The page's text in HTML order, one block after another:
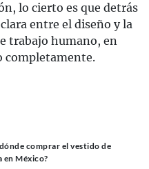
lo cierto es que detrás
entre el diseño y la
trabajo humano, en
completamente.
comprar el vestido de
en México?